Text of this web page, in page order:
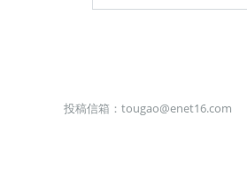
投稿信箱： tougao@enet16.com